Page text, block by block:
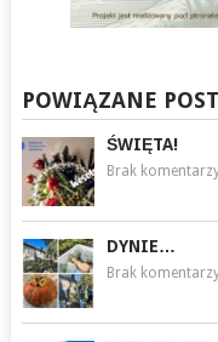
POWIĄZANE
ŚWIĘTA!
Brak
DYNIE…
Brak